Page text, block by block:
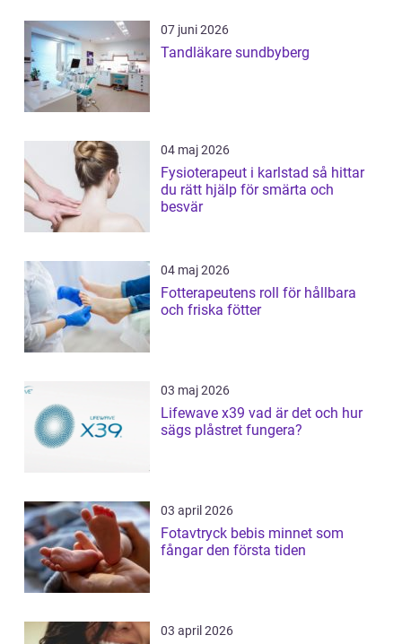
07 juni 2026
Tandläkare sundbyberg
04 maj 2026
Fysioterapeut i karlstad så hittar
du rätt hjälp för smärta och
besvär
04 maj 2026
Fotterapeutens roll för hållbara
och friska fötter
03 maj 2026
Lifewave x39 vad är det och hur
sägs plåstret fungera?
03 april 2026
Fotavtryck bebis minnet som
fångar den första tiden
03 april 2026